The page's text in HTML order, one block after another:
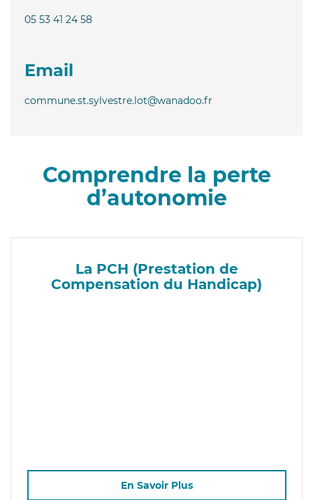
05 53 41 24 58
Email
commune.st.sylvestre.lot@wanadoo.fr
Comprendre la perte
d’autonomie
La PCH (Prestation de
Compensation du Handicap)
En Savoir Plus